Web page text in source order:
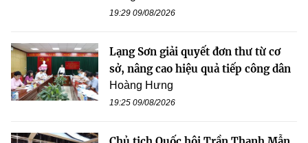
19:29 09/08/2026
Lạng Sơn giải quyết đơn thư từ cơ
sở, nâng cao hiệu quả tiếp công dân
Hoàng Hưng
19:25 09/08/2026